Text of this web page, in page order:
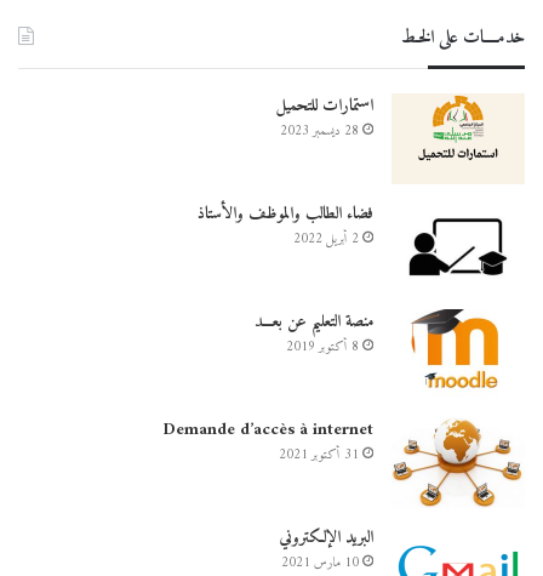
خدمــــات على الخـط
استمارات للتحميل
28 ديسمبر 2023
فضاء الطالب والموظف والأستاذ
2 أبريل 2022
منصة التعليم عن بعـــد
8 أكتوبر 2019
Demande d’accès à internet
31 أكتوبر 2021
البريد الإلكتروني
10 مارس 2021